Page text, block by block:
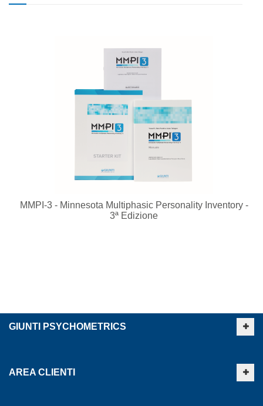
MMPI-3 - Minnesota Multiphasic Personality Inventory -
3ª Edizione
GIUNTI PSYCHOMETRICS
AREA CLIENTI